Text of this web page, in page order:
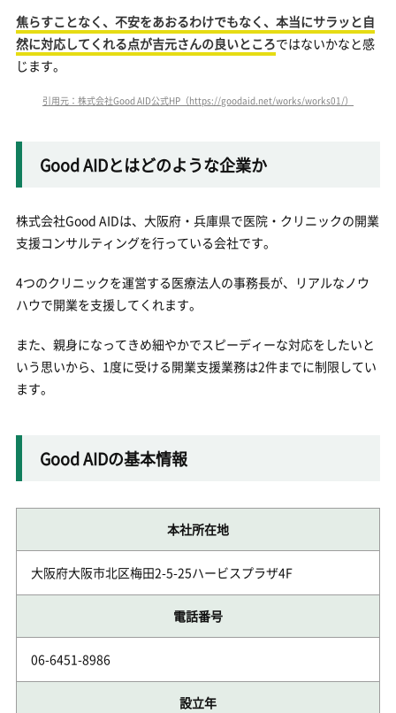
焦らすことなく、不安をあおるわけでもなく、本当にサラッと自
然に対応してくれる点が吉元さんの良いところではないかなと感
じます。
引用元：株式会社Good AID公式HP（https://goodaid.net/works/works01/）
Good AIDとはどのような企業か
株式会社Good AIDは、大阪府・兵庫県で医院・クリニックの開業
支援コンサルティングを行っている会社です。
4つのクリニックを運営する医療法人の事務長が、リアルなノウ
ハウで開業を支援してくれます。
また、親身になってきめ細やかでスピーディーな対応をしたいと
いう思いから、1度に受ける開業支援業務は2件までに制限してい
ます。
Good AIDの基本情報
本社所在地
大阪府大阪市北区梅田2-5-25ハービスプラザ4F
電話番号
06-6451-8986
設立年